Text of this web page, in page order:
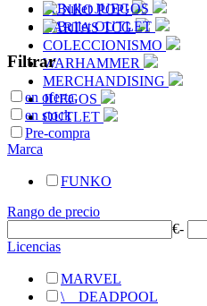
FUNKO POP!
CARTAS TCG
COLECCIONISMO
WARHAMMER
MERCHANDISING
JUEGOS
OUTLET
JUEGOS
OUTLET
Filtrar
en oferta
en stock
Pre-compra
Marca
FUNKO
Rango de precio
€-
Licencias
MARVEL
\__ DEADPOOL